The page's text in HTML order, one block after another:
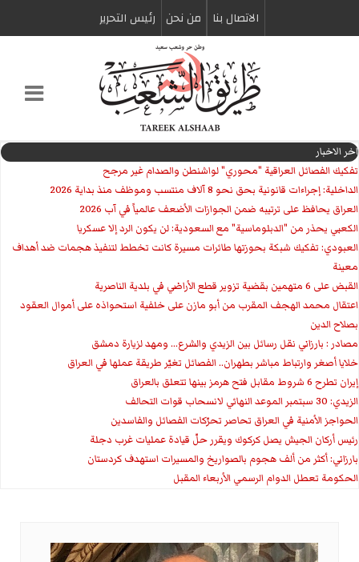
الاتصال بنا من نحن رئیس التحریر
اخر الاخبار
تفكيك الفصائل العراقية "محوري" لواشنطن والصدام غير مرجح
الداخلية: إجراءات قانونية بحق نحو 8 آلاف منتسب وموظف منذ بداية 2026
العراق يحافظ على ترتيبه ضمن الجوازات الأضعف عالمياً في آب 2026
الكعبي يحذر من "الدبلوماسية" مع السعودية: لن يكون الرد إلا عسكريا
العبودي: تفكيك شبكة بحوزتها طائرات مسيرة كانت تخطط لتنفيذ هجمات ضد أهداف
معينة
القبض على 6 متهمين بقضية تزوير قطع الأراضي في بلدية الناصرية
اعتقال محمد الهجف المقرب من أبو مازن على خلفية استحواذه على أموال العقود
بصلاح الدين
مصادر : بارزاني نقل رسائل بين الزيدي والشرع... ومهد لزيارة دمشق
خلايا أصغر وارتباط مباشر بطهران.. الفصائل تغيّر طريقة عملها في العراق
إيران تطرح 6 شروط مقابل فتح هرمز بينها تتعلق بالعراق
الزيدي: 30 سبتمبر الموعد النهائي لانسحاب قوات التحالف
الحواجز الأمنية في العراق تحاصر تحرّكات الفصائل والفاسدين
رئيس أركان الجيش يصل كركوك ويقرر حلّ قيادة عمليات غرب دجلة
بارزاني: أكثر من ألف هجوم بالصواريخ والمسيرات استهدف كردستان
الحكومة تعطل الدوام الرسمي الأربعاء المقبل